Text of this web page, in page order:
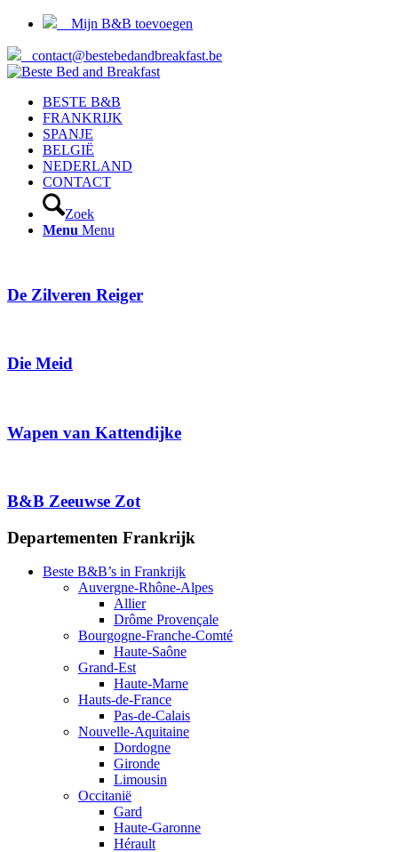
Mijn B&B toevoegen
contact@bestebedandbreakfast.be
BESTE B&B
FRANKRIJK
SPANJE
BELGIË
NEDERLAND
CONTACT
Zoek
Menu Menu
De Zilveren Reiger
Die Meid
Wapen van Kattendijke
B&B Zeeuwse Zot
Departementen Frankrijk
Beste B&B’s in Frankrijk
Auvergne-Rhône-Alpes
Allier
Drôme Provençale
Bourgogne-Franche-Comté
Haute-Saône
Grand-Est
Haute-Marne
Hauts-de-France
Pas-de-Calais
Nouvelle-Aquitaine
Dordogne
Gironde
Limousin
Occitanië
Gard
Haute-Garonne
Hérault